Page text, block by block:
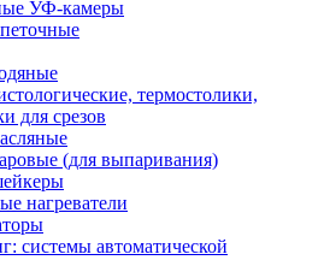
УФ-камеры
термостолики,
для срезов
(для выпаривания)
нагреватели
системы автоматической